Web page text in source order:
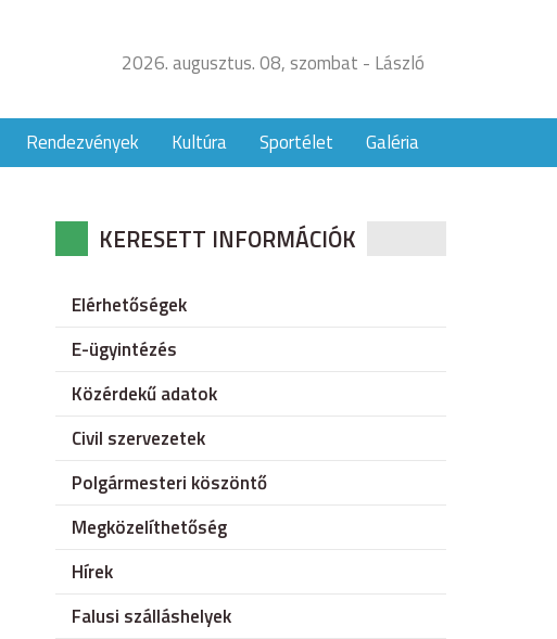
2026. augusztus. 08, szombat - László
Rendezvények Kultúra Sportélet Galéria
KERESETT INFORMÁCIÓK
Elérhetőségek
E-ügyintézés
Közérdekű adatok
Civil szervezetek
Polgármesteri köszöntő
Megközelíthetőség
Hírek
Falusi szálláshelyek